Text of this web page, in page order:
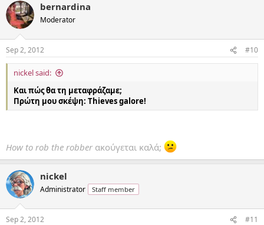
bernardina
Moderator
Sep 2, 2012 #10
nickel said:
Και πώς θα τη μεταφράζαμε;
Πρώτη μου σκέψη: Thieves galore!
How to rob the robberακούγεται καλά;
nickel
Administrator Staff member
Sep 2, 2012 #11